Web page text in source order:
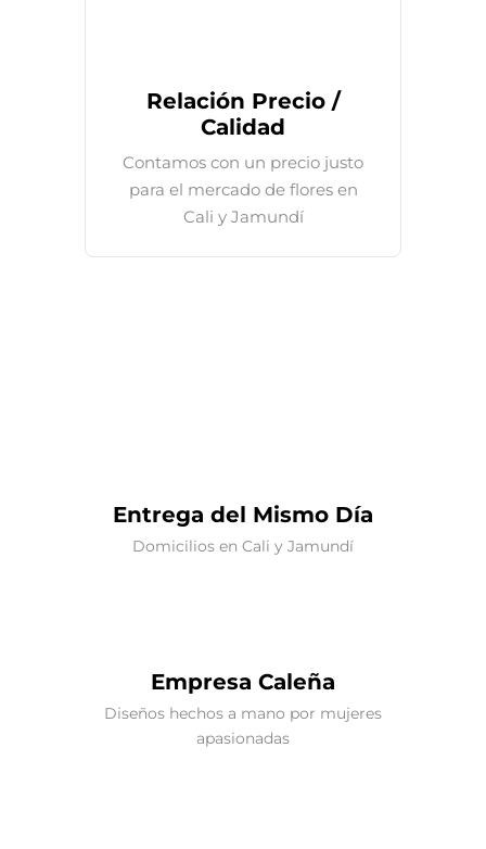
Relación Precio /
Calidad
Contamos con un precio justo
para el mercado de flores en
Cali y Jamundí
Entrega del Mismo Día
Domicilios en Cali y Jamundí
Empresa Caleña
Diseños hechos a mano por mujeres
apasionadas